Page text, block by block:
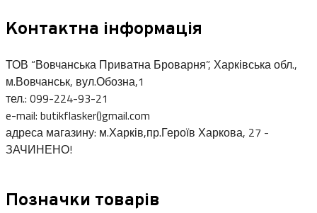
Контактна інформація
ТОВ “Вовчанська Приватна Броварня”, Харківська обл.,
м.Вовчанськ, вул.Обозна,1
тел.: 099-224-93-21
e-mail: butikflasker()gmail.com
адреса магазину: м.Харків,пр.Героїв Харкова, 27 -
ЗАЧИНЕНО!
Позначки товарів